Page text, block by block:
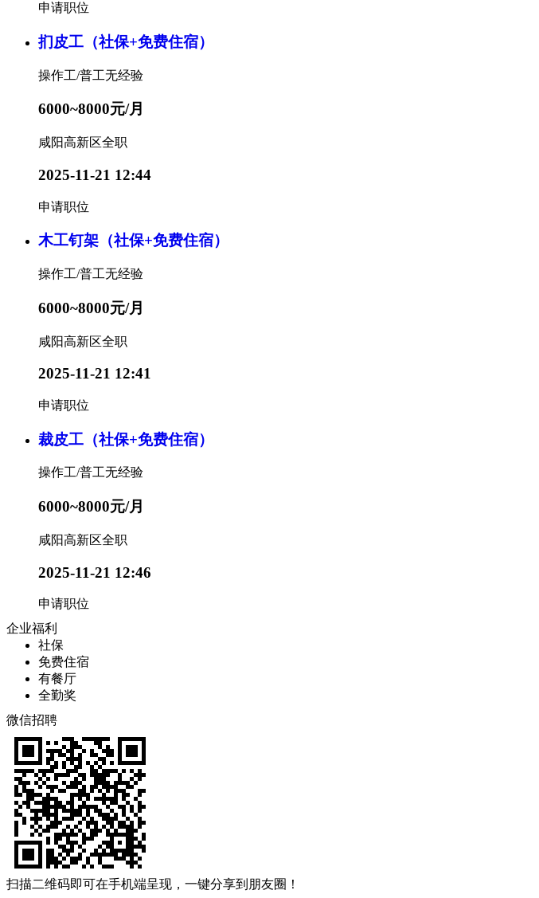
申请职位
扪皮工（社保+免费住宿）
操作工/普工无经验
6000~8000元/月
咸阳高新区全职
2025-11-21 12:44
申请职位
木工钉架（社保+免费住宿）
操作工/普工无经验
6000~8000元/月
咸阳高新区全职
2025-11-21 12:41
申请职位
裁皮工（社保+免费住宿）
操作工/普工无经验
6000~8000元/月
咸阳高新区全职
2025-11-21 12:46
申请职位
企业福利
社保
免费住宿
有餐厅
全勤奖
微信招聘
扫描二维码即可在手机端呈现，一键分享到朋友圈！